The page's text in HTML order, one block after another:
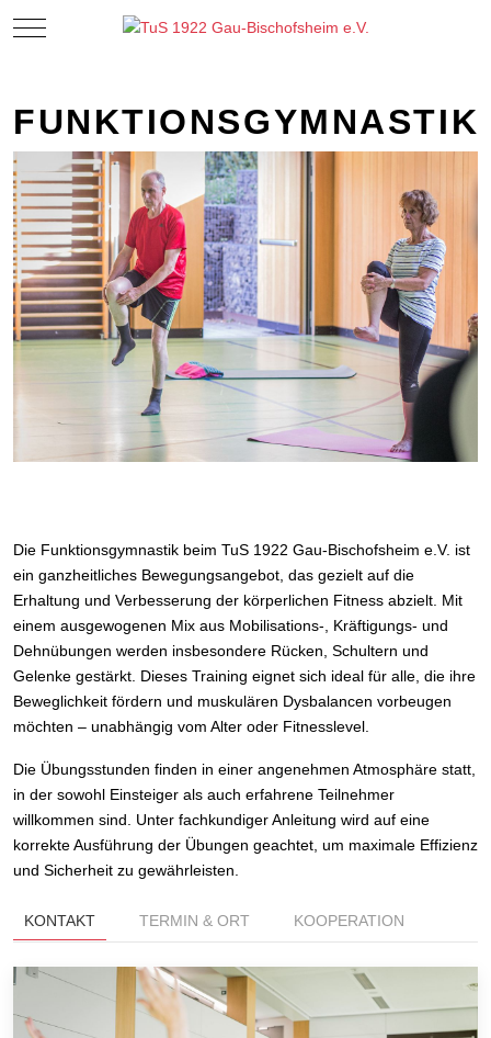
Mobile Menu Toggle
FUNKTIONSGYMNASTIK
Die Funktionsgymnastik beim TuS 1922 Gau-Bischofsheim e.V. ist
ein ganzheitliches Bewegungsangebot, das gezielt auf die
Erhaltung und Verbesserung der körperlichen Fitness abzielt. Mit
einem ausgewogenen Mix aus Mobilisations-, Kräftigungs- und
Dehnübungen werden insbesondere Rücken, Schultern und
Gelenke gestärkt. Dieses Training eignet sich ideal für alle, die ihre
Beweglichkeit fördern und muskulären Dysbalancen vorbeugen
möchten – unabhängig vom Alter oder Fitnesslevel.
Die Übungsstunden finden in einer angenehmen Atmosphäre statt,
in der sowohl Einsteiger als auch erfahrene Teilnehmer
willkommen sind.
Unter fachkundiger Anleitung wird auf eine
korrekte Ausführung der Übungen geachtet, um maximale Effizienz
und Sicherheit zu gewährleisten.
KONTAKT TERMIN & ORT KOOPERATION